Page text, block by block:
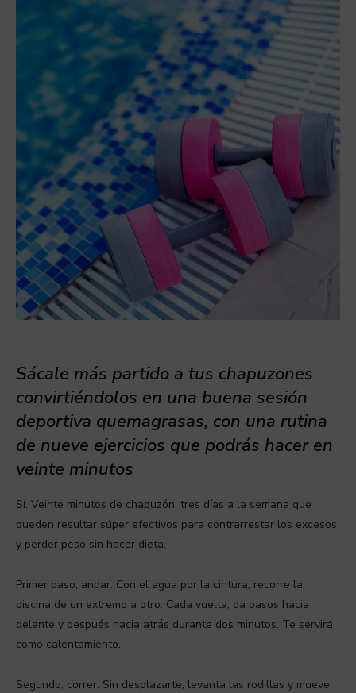
Sácale más partido a tus chapuzones
convirtiéndolos en una buena sesión
deportiva quemagrasas, con una rutina
de nueve ejercicios que podrás hacer en
veinte minutos
Sí. Veinte minutos de chapuzón, tres días a la semana que
pueden resultar súper efectivos para contrarrestar los excesos
y perder peso sin hacer dieta.
Primer paso, andar. Con el agua por la cintura, recorre la
piscina de un extremo a otro. Cada vuelta, da pasos hacia
delante y después hacia atrás durante dos minutos. Te servirá
como calentamiento.
Segundo, correr. Sin desplazarte, levanta las rodillas y mueve